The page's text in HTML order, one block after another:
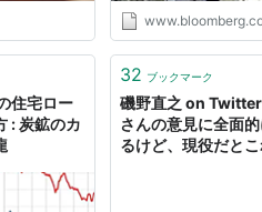
住宅ロー
: 炭鉱のカ
32 ブックマーク
磯野直之 on
さんの意見に全面
るけど、現役だとこ